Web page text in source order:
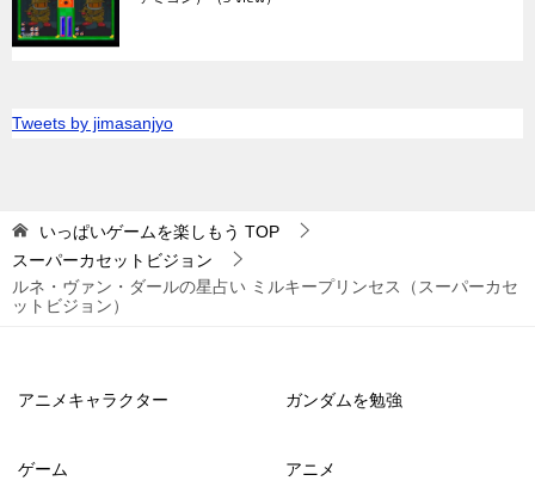
Tweets by jimasanjyo
いっぱいゲームを楽しもう TOP
スーパーカセットビジョン
ルネ・ヴァン・ダールの星占い ミルキープリンセス（スーパーカセ
ットビジョン）
アニメキャラクター ガンダムを勉強
ゲーム アニメ